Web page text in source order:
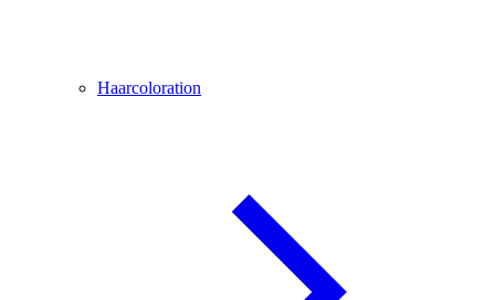
Haarcoloration